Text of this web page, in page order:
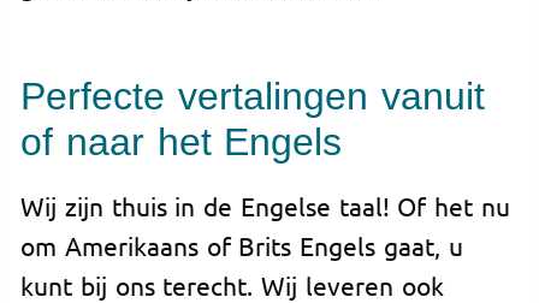
Perfecte vertalingen vanuit
of naar het Engels
Wij zijn thuis in de Engelse taal! Of het nu
om Amerikaans of Brits Engels gaat, u
kunt bij ons terecht. Wij leveren ook